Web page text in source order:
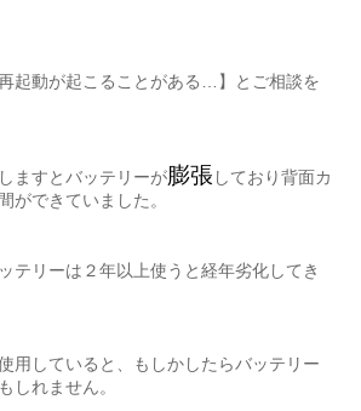
起動が起こることがある…】とご相談を
ますとバッテリーが膨張 しており背面カ
ができていました。
テリーは２年以上使うと経年劣化してき
用していると、もしかしたらバッテリー
しれません。